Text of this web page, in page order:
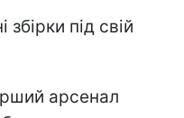
під свій
арсенал